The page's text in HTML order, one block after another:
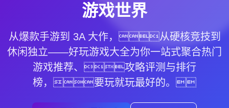
游戏世界
从爆款手游到 3A 大作，从硬核竞技到
休闲独立——好玩游戏大全为你一站式聚合热门
游戏推荐、攻略评测与排行
榜，要玩就玩最好的。